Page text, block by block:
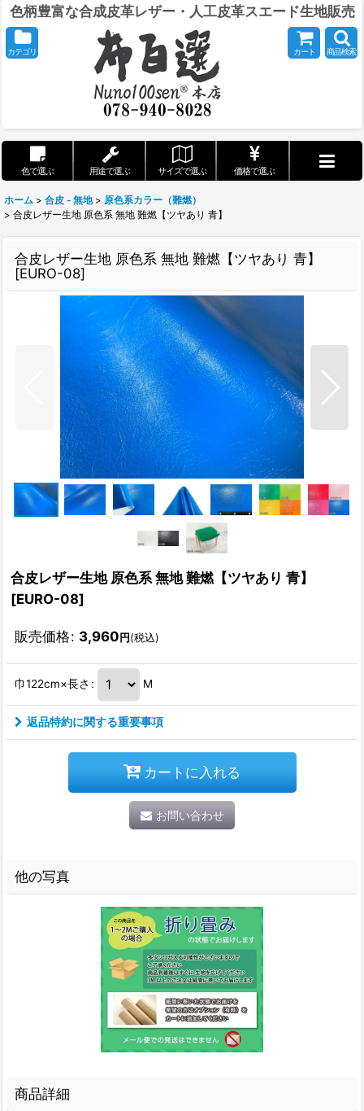
色柄豊富な合成皮革レザー・人工皮革スエード生地販売
カテゴリ カート 商品検索
色で選ぶ 用途で選ぶ サイズで選ぶ 価格で選ぶ
ホーム > 合皮 - 無地 > 原色系カラー（難燃）
> 合皮レザー生地 原色系 無地 難燃【ツヤあり 青】
合皮レザー生地 原色系 無地 難燃【ツヤあり 青】
[EURO-08]
合皮レザー生地 原色系 無地 難燃【ツヤあり 青】
[EURO-08]
販売価格: 3,960円(税込)
巾122cm×長さ : M
返品特約に関する重要事項
カートに入れる
お問い合わせ
他の写真
商品詳細